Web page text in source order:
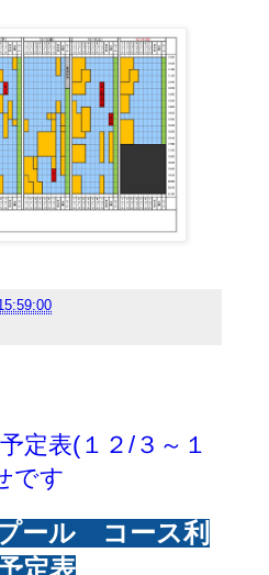
定表(１２/３～１
です
ール コース利